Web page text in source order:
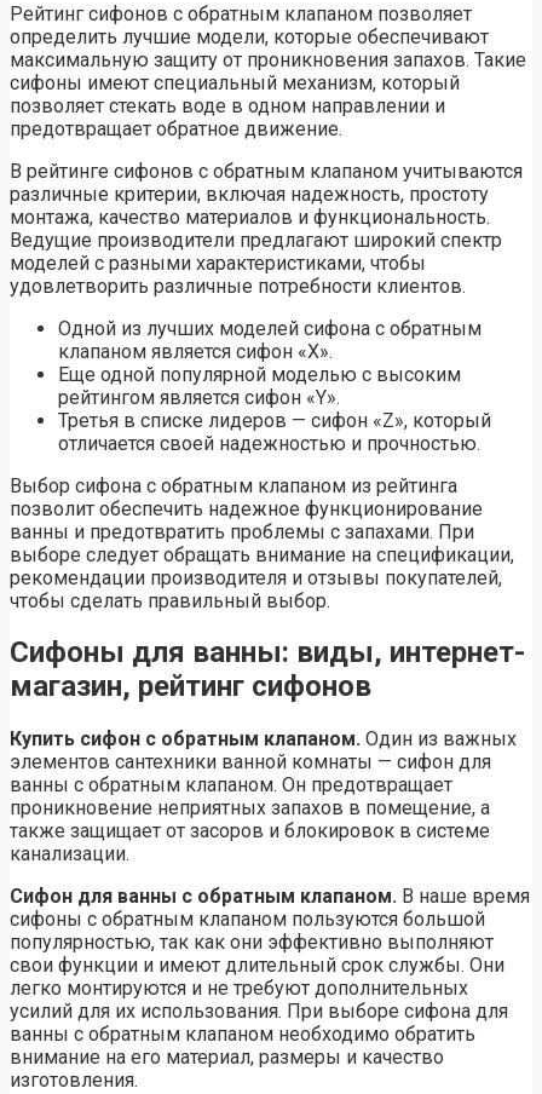
Рейтинг сифонов с обратным клапаном позволяет
определить лучшие модели, которые обеспечивают
максимальную защиту от проникновения запахов. Такие
сифоны имеют специальный механизм, который
позволяет стекать воде в одном направлении и
предотвращает обратное движение.
В рейтинге сифонов с обратным клапаном учитываются
различные критерии, включая надежность, простоту
монтажа, качество материалов и функциональность.
Ведущие производители предлагают широкий спектр
моделей с разными характеристиками, чтобы
удовлетворить различные потребности клиентов.
Одной из лучших моделей сифона с обратным
клапаном является сифон «X».
Еще одной популярной моделью с высоким
рейтингом является сифон «Y».
Третья в списке лидеров — сифон «Z», который
отличается своей надежностью и прочностью.
Выбор сифона с обратным клапаном из рейтинга
позволит обеспечить надежное функционирование
ванны и предотвратить проблемы с запахами. При
выборе следует обращать внимание на спецификации,
рекомендации производителя и отзывы покупателей,
чтобы сделать правильный выбор.
Сифоны для ванны: виды, интернет-
магазин, рейтинг сифонов
Купить сифон с обратным клапаном. Один из важных
элементов сантехники ванной комнаты — сифон для
ванны с обратным клапаном. Он предотвращает
проникновение неприятных запахов в помещение, а
также защищает от засоров и блокировок в системе
канализации.
Сифон для ванны с обратным клапаном. В наше время
сифоны с обратным клапаном пользуются большой
популярностью, так как они эффективно выполняют
свои функции и имеют длительный срок службы. Они
легко монтируются и не требуют дополнительных
усилий для их использования. При выборе сифона для
ванны с обратным клапаном необходимо обратить
внимание на его материал, размеры и качество
изготовления.